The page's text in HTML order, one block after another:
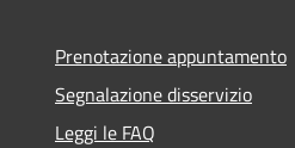
Prenotazione appuntamento
Segnalazione disservizio
Leggi le FAQ